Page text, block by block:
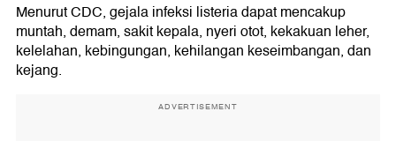
Menurut CDC, gejala infeksi listeria dapat mencakup
muntah, demam, sakit kepala, nyeri otot, kekakuan leher,
kelelahan, kebingungan, kehilangan keseimbangan, dan
kejang.
ADVERTISEMENT